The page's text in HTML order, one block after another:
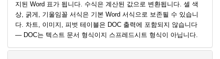
지된 Word 표가 됩니다. 수식은 계산된 값으로 변환됩니다. 셀 색
상, 굵게, 기울임꼴 서식은 기본 Word 서식으로 보존될 수 있습니
다. 차트, 이미지, 피벗 테이블은 DOC 출력에 포함되지 않습니다
— DOC는 텍스트 문서 형식이지 스프레드시트 형식이 아닙니다.